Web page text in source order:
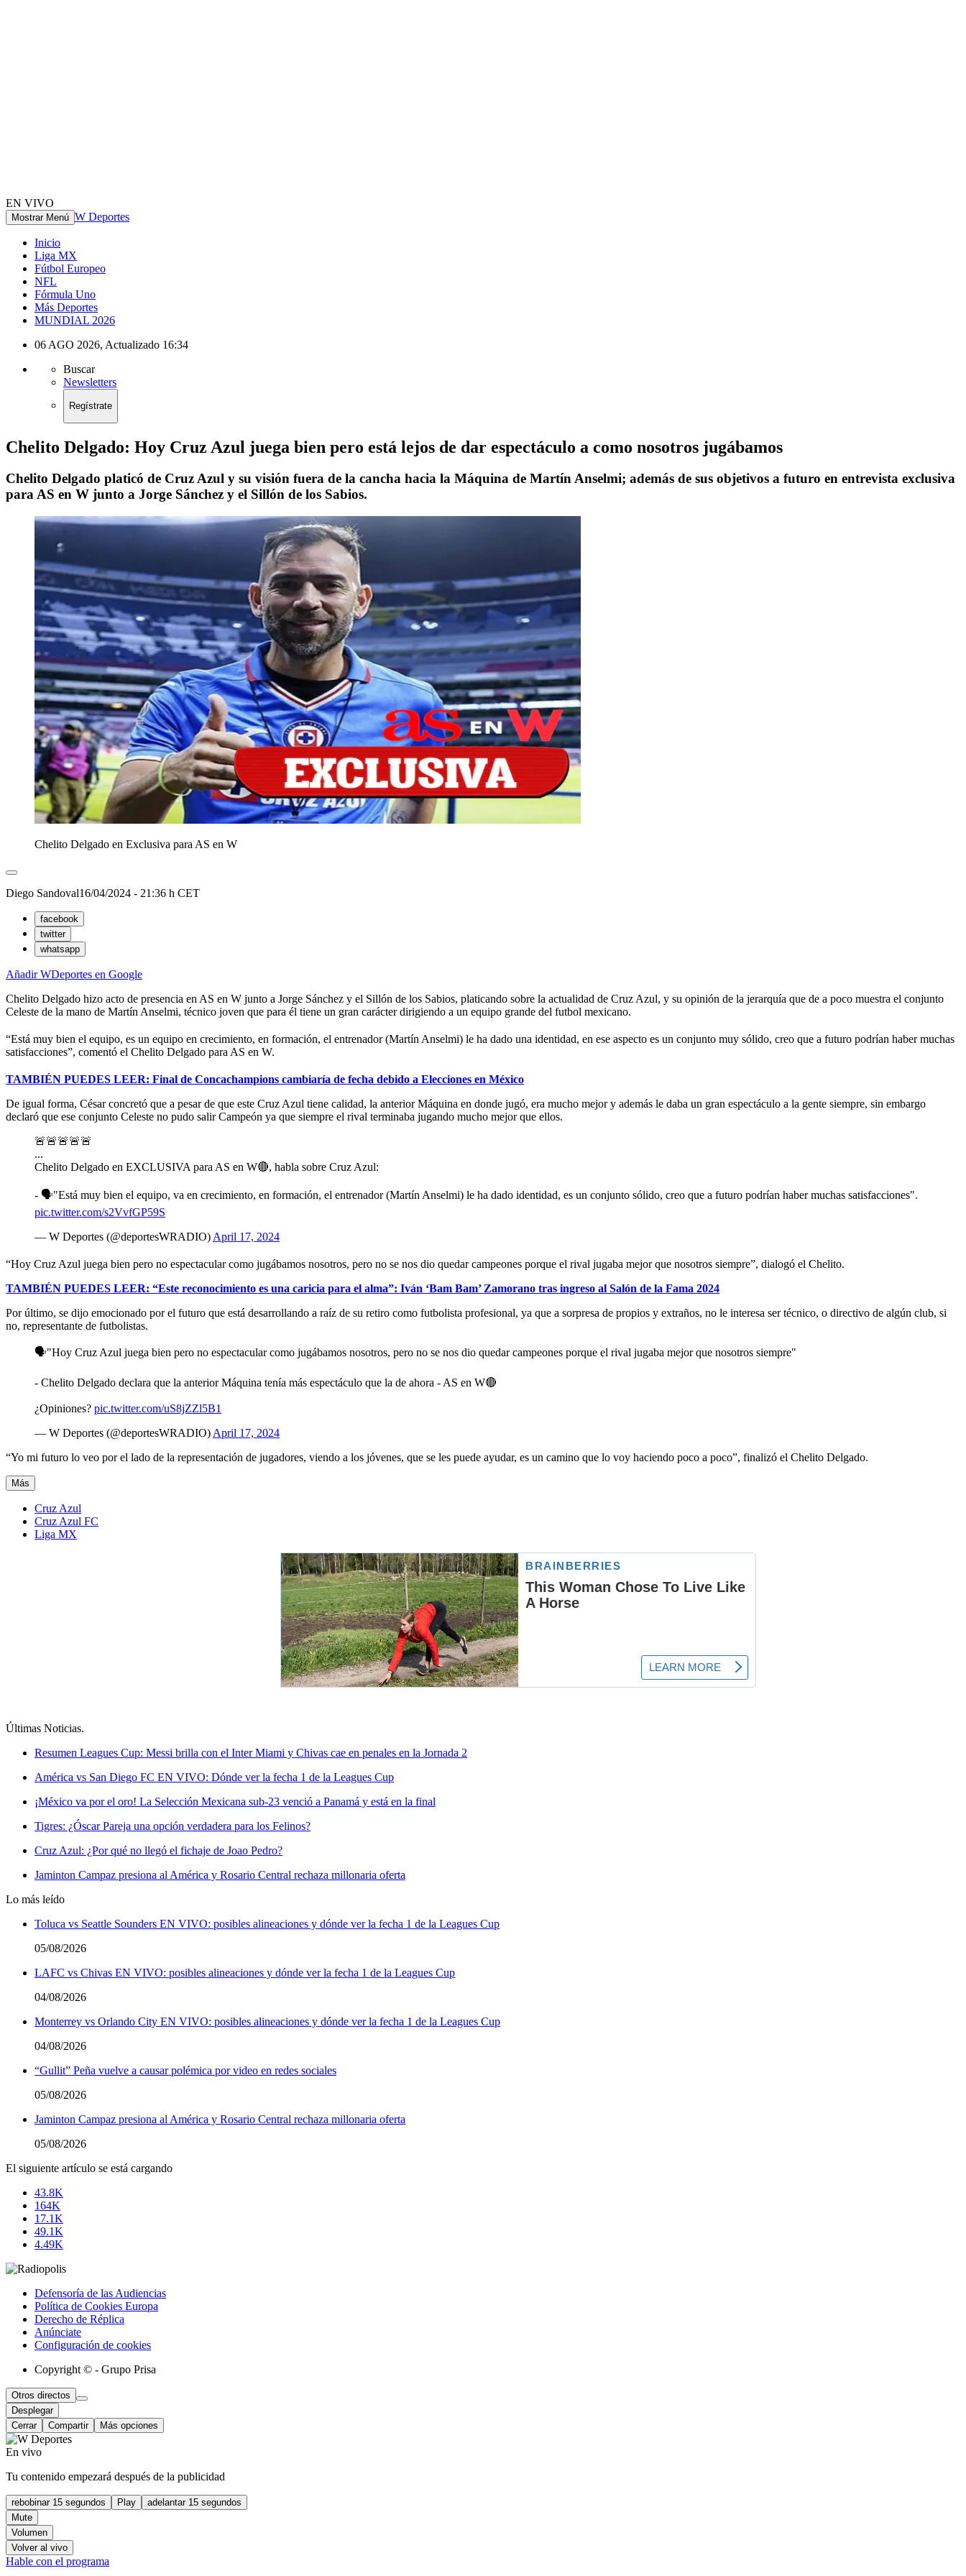
EN VIVO
Mostrar Menú W Deportes
Inicio
Liga MX
Fútbol Europeo
NFL
Fórmula Uno
Más Deportes
MUNDIAL 2026
06 AGO 2026, Actualizado 16:34
Buscar
Newsletters
Regístrate
Chelito Delgado: Hoy Cruz Azul juega bien pero está lejos de dar espectáculo a como nosotros jugábamos
Chelito Delgado platicó de Cruz Azul y su visión fuera de la cancha hacia la Máquina de Martín Anselmi; además de sus objetivos a futuro en entrevista exclusiva
para AS en W junto a Jorge Sánchez y el Sillón de los Sabios.
Chelito Delgado en Exclusiva para AS en W
Diego Sandoval16/04/2024 - 21:36 h CET
facebook
twitter
whatsapp
Añadir WDeportes en Google
Chelito Delgado hizo acto de presencia en AS en W junto a Jorge Sánchez y el Sillón de los Sabios, platicando sobre la actualidad de Cruz Azul, y su opinión de la jerarquía que de a poco muestra el conjunto
Celeste de la mano de Martín Anselmi, técnico joven que para él tiene un gran carácter dirigiendo a un equipo grande del futbol mexicano.
“Está muy bien el equipo, es un equipo en crecimiento, en formación, el entrenador (Martín Anselmi) le ha dado una identidad, en ese aspecto es un conjunto muy sólido, creo que a futuro podrían haber muchas
satisfacciones”, comentó el Chelito Delgado para AS en W.
TAMBIÉN PUEDES LEER: Final de Concachampions cambiaría de fecha debido a Elecciones en México
De igual forma, César concretó que a pesar de que este Cruz Azul tiene calidad, la anterior Máquina en donde jugó, era mucho mejor y además le daba un gran espectáculo a la gente siempre, sin embargo
declaró que ese conjunto Celeste no pudo salir Campeón ya que siempre el rival terminaba jugando mucho mejor que ellos.
🚨🚨🚨🚨🚨
...
Chelito Delgado en EXCLUSIVA para AS en W🔴, habla sobre Cruz Azul:
- 🗣️"Está muy bien el equipo, va en crecimiento, en formación, el entrenador (Martín Anselmi) le ha dado identidad, es un conjunto sólido, creo que a futuro podrían haber muchas satisfacciones".
pic.twitter.com/s2VvfGP59S
— W Deportes (@deportesWRADIO) April 17, 2024
“Hoy Cruz Azul juega bien pero no espectacular como jugábamos nosotros, pero no se nos dio quedar campeones porque el rival jugaba mejor que nosotros siempre”, dialogó el Chelito.
TAMBIÉN PUEDES LEER: “Este reconocimiento es una caricia para el alma”: Iván ‘Bam Bam’ Zamorano tras ingreso al Salón de la Fama 2024
Por último, se dijo emocionado por el futuro que está desarrollando a raíz de su retiro como futbolista profesional, ya que a sorpresa de propios y extraños, no le interesa ser técnico, o directivo de algún club, si
no, representante de futbolistas.
🗣️"Hoy Cruz Azul juega bien pero no espectacular como jugábamos nosotros, pero no se nos dio quedar campeones porque el rival jugaba mejor que nosotros siempre"
- Chelito Delgado declara que la anterior Máquina tenía más espectáculo que la de ahora - AS en W🔴
¿Opiniones? pic.twitter.com/uS8jZZl5B1
— W Deportes (@deportesWRADIO) April 17, 2024
“Yo mi futuro lo veo por el lado de la representación de jugadores, viendo a los jóvenes, que se les puede ayudar, es un camino que lo voy haciendo poco a poco”, finalizó el Chelito Delgado.
Más
Cruz Azul
Cruz Azul FC
Liga MX
Últimas Noticias.
Resumen Leagues Cup: Messi brilla con el Inter Miami y Chivas cae en penales en la Jornada 2
América vs San Diego FC EN VIVO: Dónde ver la fecha 1 de la Leagues Cup
¡México va por el oro! La Selección Mexicana sub-23 venció a Panamá y está en la final
Tigres: ¿Óscar Pareja una opción verdadera para los Felinos?
Cruz Azul: ¿Por qué no llegó el fichaje de Joao Pedro?
Jaminton Campaz presiona al América y Rosario Central rechaza millonaria oferta
Lo más leído
Toluca vs Seattle Sounders EN VIVO: posibles alineaciones y dónde ver la fecha 1 de la Leagues Cup
05/08/2026
LAFC vs Chivas EN VIVO: posibles alineaciones y dónde ver la fecha 1 de la Leagues Cup
04/08/2026
Monterrey vs Orlando City EN VIVO: posibles alineaciones y dónde ver la fecha 1 de la Leagues Cup
04/08/2026
“Gullit” Peña vuelve a causar polémica por video en redes sociales
05/08/2026
Jaminton Campaz presiona al América y Rosario Central rechaza millonaria oferta
05/08/2026
El siguiente artículo se está cargando
43.8K
164K
17.1K
49.1K
4.49K
Defensoría de las Audiencias
Política de Cookies Europa
Derecho de Réplica
Anúnciate
Configuración de cookies
Copyright © - Grupo Prisa
Otros directos
Desplegar
Cerrar
Compartir Más opciones
En vivo
Tu contenido empezará después de la publicidad
rebobinar 15 segundos Play
adelantar 15 segundos
Mute
Volumen
Volver al vivo
Hable con el programa